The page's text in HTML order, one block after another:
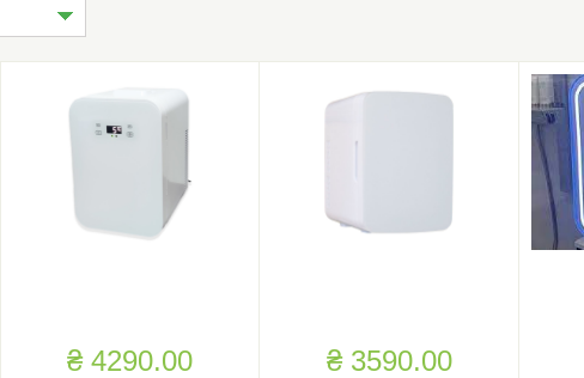
₴ 4290.00 ₴ 3590.00